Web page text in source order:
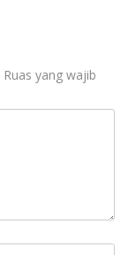
Ruas yang wajib